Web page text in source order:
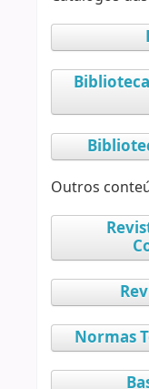
Outros
Normas